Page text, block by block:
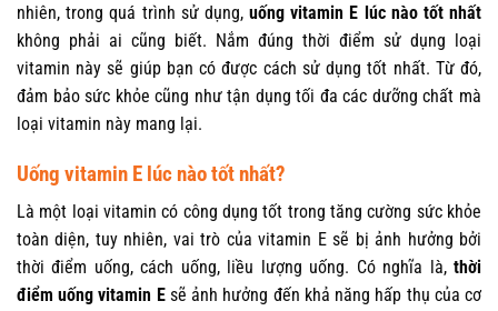
nhiên, trong quá trình sử dụng, uống vitamin E lúc nào tốt nhất
không phải ai cũng biết. Nắm đúng thời điểm sử dụng loại
vitamin này sẽ giúp bạn có được cách sử dụng tốt nhất. Từ đó,
đảm bảo sức khỏe cũng như tận dụng tối đa các dưỡng chất mà
loại vitamin này mang lại.
Uống vitamin E lúc nào tốt nhất?
Là một loại vitamin có công dụng tốt trong tăng cường sức khỏe
toàn diện, tuy nhiên, vai trò của vitamin E sẽ bị ảnh hưởng bởi
thời điểm uống, cách uống, liều lượng uống. Có nghĩa là, thời
điểm uống vitamin Esẽ ảnh hưởng đến khả năng hấp thụ của cơ